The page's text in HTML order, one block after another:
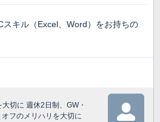
スキル（Excel、Word）をお持ちの
切に 週休2日制、GW・
フのメリハリを大切に